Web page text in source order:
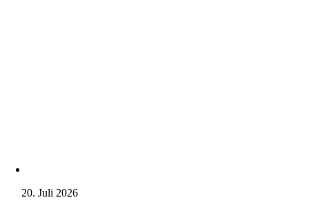
20. Juli 2026